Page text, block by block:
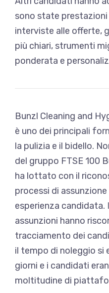
sono state
interviste alle offerte,
più chiari, strumenti
ponderata e
Bunzl Cleaning and
è uno dei principali
la pulizia e il bidello.
del gruppo FTSE 100
ha lottato con il
processi di
esperienza candidata.
assunzioni hanno
tracciamento dei
il tempo di noleggio si
giorni e i candidati
moltitudine di